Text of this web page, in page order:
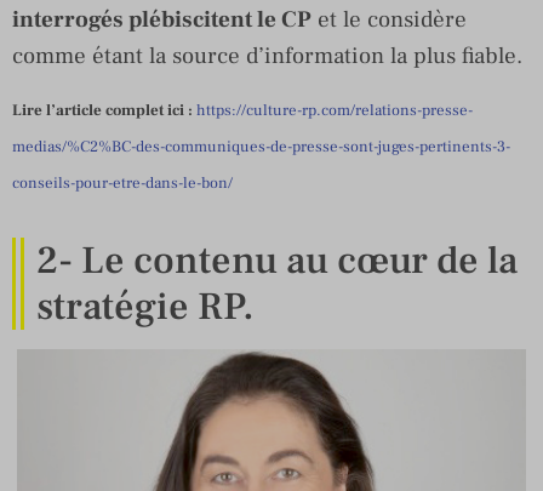
interrogés plébiscitent le CP et le considère
comme étant la source d’information la plus fiable.
Lire l’article complet ici : https://culture-rp.com/relations-presse-
medias/%C2%BC-des-communiques-de-presse-sont-juges-pertinents-3-
conseils-pour-etre-dans-le-bon/
2- Le contenu au cœur de la
stratégie RP.